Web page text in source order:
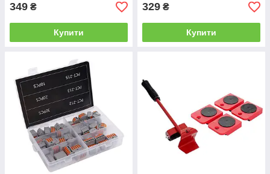
349 ₴
Купити
329 ₴
Купити